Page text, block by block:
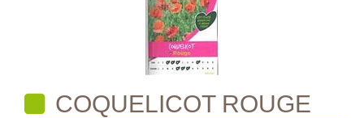
COQUELICOT ROUGE